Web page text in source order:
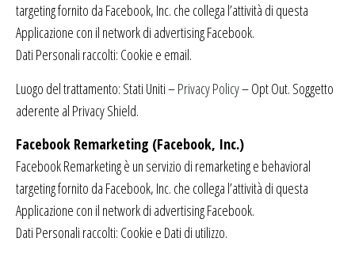
targeting fornito da Facebook, Inc. che collega l’attività di questa
Applicazione con il network di advertising Facebook.
Dati Personali raccolti: Cookie e email.
Luogo del trattamento: Stati Uniti –Privacy Policy– Opt Out. Soggetto
aderente al Privacy Shield.
Facebook Remarketing (Facebook, Inc.)
Facebook Remarketing è un servizio di remarketing e behavioral
targeting fornito da Facebook, Inc. che collega l’attività di questa
Applicazione con il network di advertising Facebook.
Dati Personali raccolti: Cookie e Dati di utilizzo.